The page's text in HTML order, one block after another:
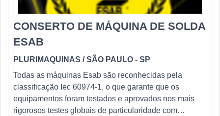
CONSERTO DE MÁQUINA DE SOLDA
ESAB
PLURIMAQUINAS / SÃO PAULO - SP
Todas as máquinas Esab são reconhecidas pela
classificação Iec 60974-1, o que garante que os
equipamentos foram testados e aprovados nos mais
rigorosos testes globais de particularidade com